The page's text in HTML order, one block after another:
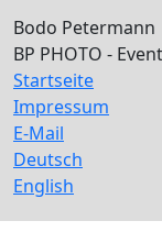
Bodo Petermann
BP PHOTO -
Startseite
Impressum
E-Mail
Deutsch
English